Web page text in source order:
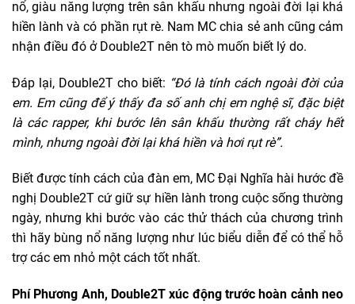
nổ, giàu năng lượng trên sân khấu nhưng ngoài đời lại khá
hiền lành và có phần rụt rè. Nam MC chia sẻ anh cũng cảm
nhận điều đó ở Double2T nên tò mò muốn biết lý do.
Đáp lại, Double2T cho biết: “Đó là tính cách ngoài đời của
em. Em cũng để ý thấy đa số anh chị em nghệ sĩ, đặc biệt
là các rapper, khi bước lên sân khấu thường rất cháy hết
mình, nhưng ngoài đời lại khá hiền và hơi rụt rè”.
Biết được tính cách của đàn em, MC Đại Nghĩa hài hước đề
nghị Double2T cứ giữ sự hiền lành trong cuộc sống thường
ngày, nhưng khi bước vào các thử thách của chương trình
thì hãy bùng nổ năng lượng như lúc biểu diễn để có thể hỗ
trợ các em nhỏ một cách tốt nhất.
Phí Phương Anh, Double2T xúc động trước hoàn cảnh neo